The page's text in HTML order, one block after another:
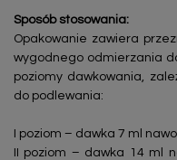
Sposób stosowania:
Opakowanie zawiera
wygodnego odmierzania
poziomy dawkowania,
do podlewania:
I poziom – dawka 7 ml
II poziom – dawka 14 ml